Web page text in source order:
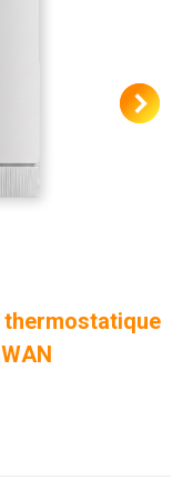
thermostatique